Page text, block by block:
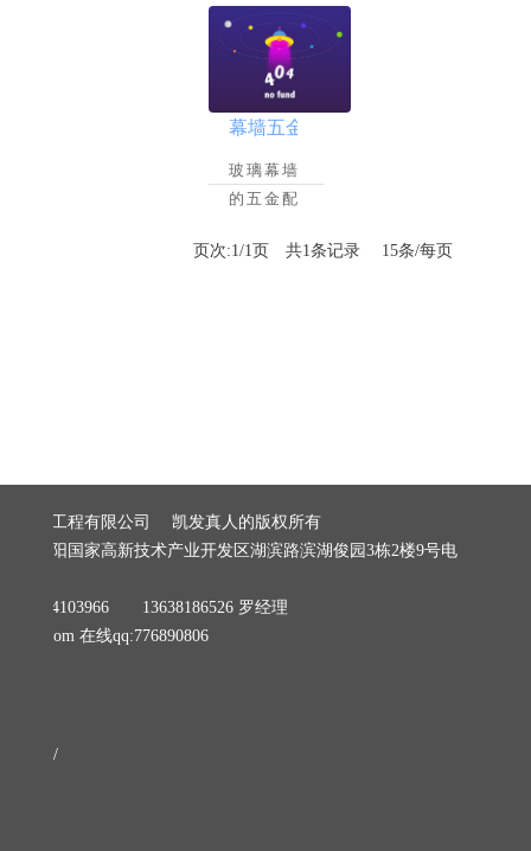
幕墙五金配件更换
玻璃幕墙
的五金配
到一定年
换。......
页次:1/1页 共1条记录 15条/每页
筑装饰工程有限公司 凯发真人的版权所有
市贵阳国家高新技术产业开发区湖滨路滨湖俊园3栋2楼9号电
18184103966 13638186526 罗经理
在线qq:776890806
/